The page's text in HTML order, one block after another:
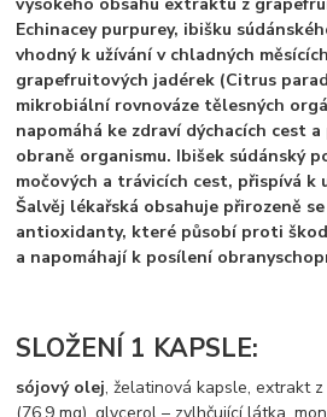
Echinacey purpurey, ibišku
vhodný k užívání v chladných
grapefruitových jadérek (Citrus
mikrobiální rovnováze tělesných
napomáhá ke zdraví dýchacích cest
obraně organismu. Ibišek súdánský
močových a trávicích cest, přispívá k
Šalvěj lékařská obsahuje přirozeně
antioxidanty, které působí proti
a napomáhají k posílení
SLOŽENÍ 1 KAPSLE:
sójový olej, želatinová kapsle, extrakt